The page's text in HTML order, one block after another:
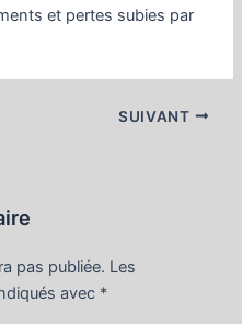
et pertes subies par
SUIVANT
pas publiée. Les
avec *